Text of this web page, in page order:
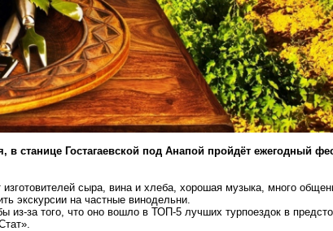
станице Гостагаевской под Анапой пройдёт ежегодный
изготовителей сыра, вина и хлеба, хорошая музыка, много
экскурсии на частные винодельни.
из-за того, что оно вошло в ТОП-5 лучших турпоездок в